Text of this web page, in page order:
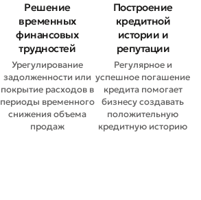
Решение
временных
финансовых
трудностей
Урегулирование
задолженности или
покрытие расходов в
периоды временного
снижения объема
продаж
Построение
кредитной
истории и
репутации
Регулярное и
успешное погашение
кредита помогает
бизнесу создавать
положительную
кредитную историю